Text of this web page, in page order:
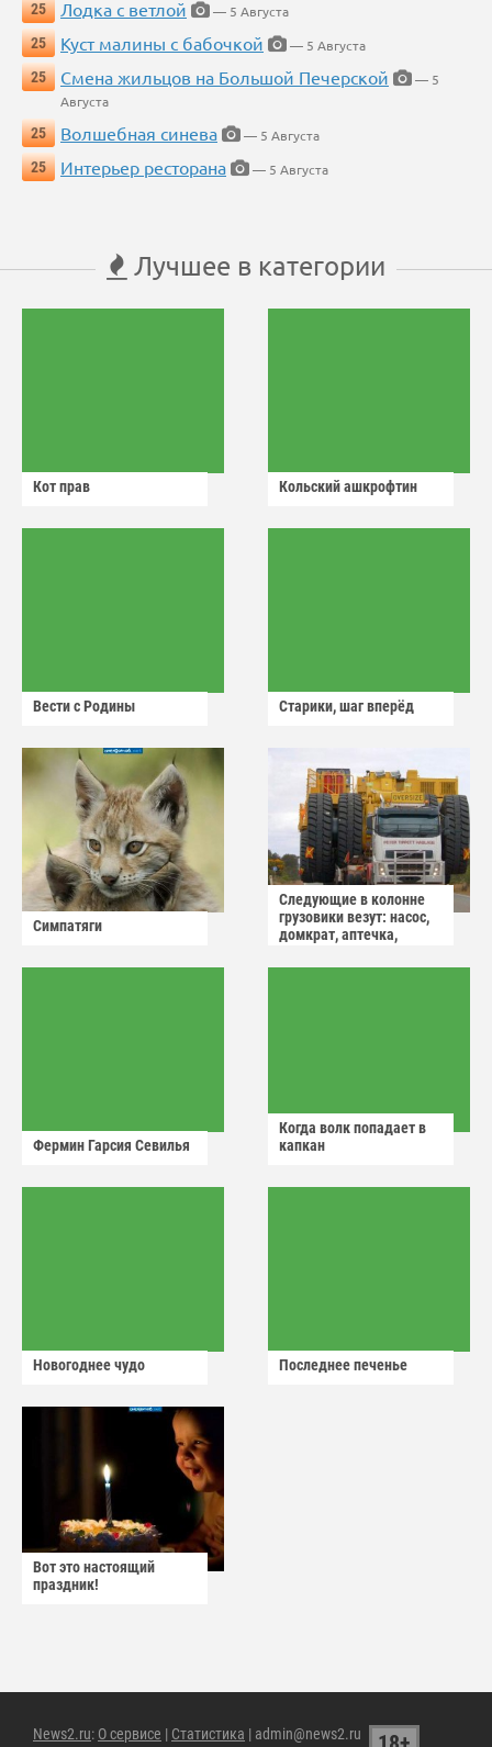
25
Лодка с ветлой
— 5 Августа
25
Куст малины с бабочкой
— 5 Августа
25
Смена жильцов на Большой Печерской
— 5
Августа
25
Волшебная синева
— 5 Августа
25
Интерьер ресторана — 5 Августа
Лучшее в категории
Кот прав Кольский ашкрофтин
Вести с Родины Старики, шаг вперёд
Симпатяги
Следующие в колонне
грузовики везут: насос,
домкрат, аптечка,
Фермин Гарсия Севилья
Когда волк попадает в
капкан
Новогоднее чудо Последнее печенье
Вот это настоящий
праздник!
News2.ru: О сервисе | Статистика | admin@news2.ru